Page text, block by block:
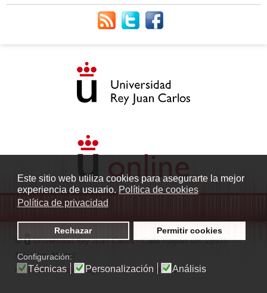
Este sitio web utiliza cookies para asegurarte la mejor
experiencia de usuario. Política de cookies
Política de privacidad
Rechazar Permitir cookies
Configuración:
Técnicas Personalización Análisis
© Universidad Rey Juan Carlos- Calle Tulipán s/n. 28933
Móstoles. Madrid
radio.fuenlabrada1@urjc.es|Protección de datos|